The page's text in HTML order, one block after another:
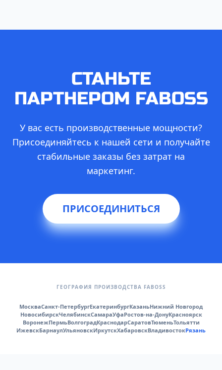
СТАНЬТЕ
ПАРТНЕРОМ FABOSS
У вас есть производственные мощности?
Присоединяйтесь к нашей сети и получайте
стабильные заказы без затрат на
маркетинг.
ПРИСОЕДИНИТЬСЯ
ГЕОГРАФИЯ ПРОИЗВОДСТВА FABOSS
МоскваСанкт-ПетербургЕкатеринбургКазаньНижний Новгород
НовосибирскЧелябинскСамараУфаРостов-на-ДонуКрасноярск
ВоронежПермьВолгоградКраснодарСаратовТюменьТольятти
ИжевскБарнаулУльяновскИркутскХабаровскВладивостокРязань